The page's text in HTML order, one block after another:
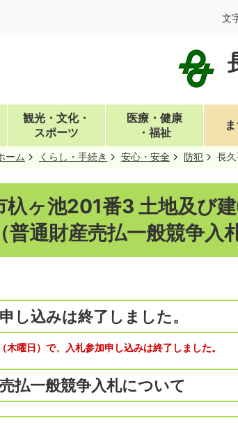
文
観光・文化・
スポーツ
医療・健康
・福祉
ーム くらし・手続き 安心・安全 防犯 長
杁ヶ池201番3 土地及び
通財産売払一般競争入札
し込みは終了しました。
曜日）で、入札参加申し込みは終了しました。
払一般競争入札について